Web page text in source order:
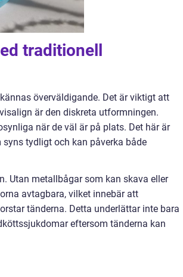
traditionell
överväldigande. Det är viktigt att
är den diskreta utformningen.
när de väl är på plats. Det här är
tydligt och kan påverka både
Utan metallbågar som kan skava eller
avtagbara, vilket innebär att
tänderna. Detta underlättar inte bara
eftersom tänderna kan